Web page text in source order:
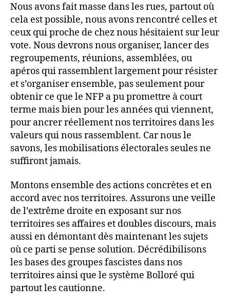
Nous avons fait masse dans les rues, partout où
cela est possible, nous avons rencontré celles et
ceux qui proche de chez nous hésitaient sur leur
vote. Nous devrons nous organiser, lancer des
regroupements, réunions, assemblées, ou
apéros qui rassemblent largement pour résister
et s’organiser ensemble, pas seulement pour
obtenir ce que le NFP a pu promettre à court
terme mais bien pour les années qui viennent,
pour ancrer réellement nos territoires dans les
valeurs qui nous rassemblent. Car nous le
savons, les mobilisations électorales seules ne
suffiront jamais.
Montons ensemble des actions concrètes et en
accord avec nos territoires. Assurons une veille
de l’extrême droite en exposant sur nos
territoires ses affaires et doubles discours, mais
aussi en démontant dès maintenant les sujets
où ce parti se pense solution. Décrédibilisons
les bases des groupes fascistes dans nos
territoires ainsi que le système Bolloré qui
partout les cautionne.